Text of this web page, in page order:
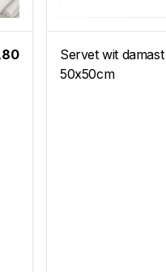
Servet wit damast
50x50cm